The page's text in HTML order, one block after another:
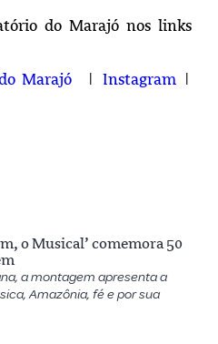
do Marajó nos links
Marajó | Instagram |
o Musical’ comemora 50
a montagem apresenta a
Amazônia, fé e por sua